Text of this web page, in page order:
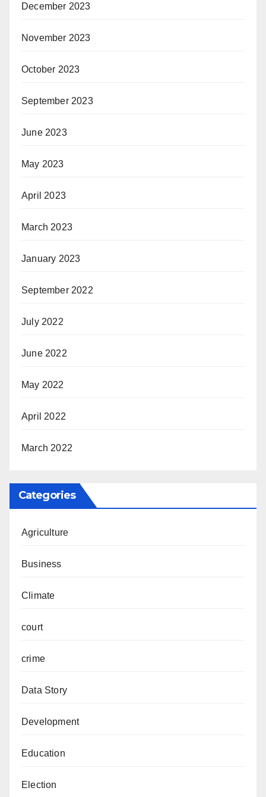
December 2023
November 2023
October 2023
September 2023
June 2023
May 2023
April 2023
March 2023
January 2023
September 2022
July 2022
June 2022
May 2022
April 2022
March 2022
Categories
Agriculture
Business
Climate
court
crime
Data Story
Development
Education
Election